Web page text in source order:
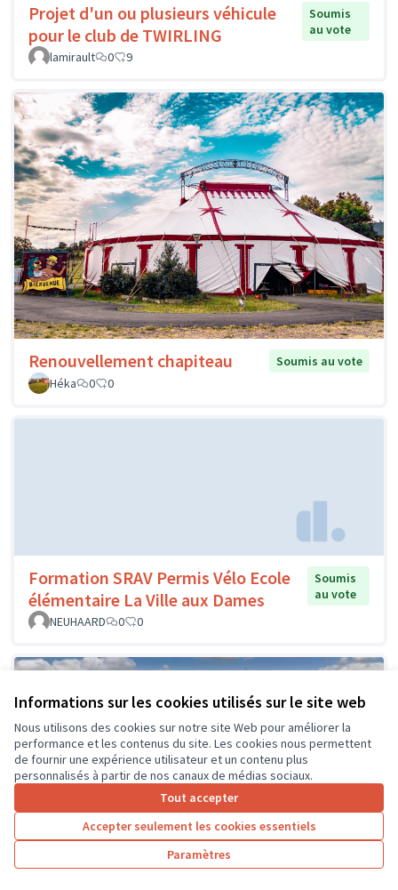
Informations sur les cookies utilisés sur le site web
Nous utilisons des cookies sur notre site Web pour améliorer la
performance et les contenus du site. Les cookies nous permettent
de fournir une expérience utilisateur et un contenu plus
personnalisés à partir de nos canaux de médias sociaux.
Tout accepter
Accepter seulement les cookies essentiels
Paramètres
Projet d'un ou plusieurs véhicule
pour le club de TWIRLING
Soumis
au vote
lamirault
0 9
Renouvellement chapiteau
Soumis au vote
Héka
0 0
Formation SRAV Permis Vélo Ecole
élémentaire La Ville aux Dames
Soumis
au vote
NEUHAARD
0 0